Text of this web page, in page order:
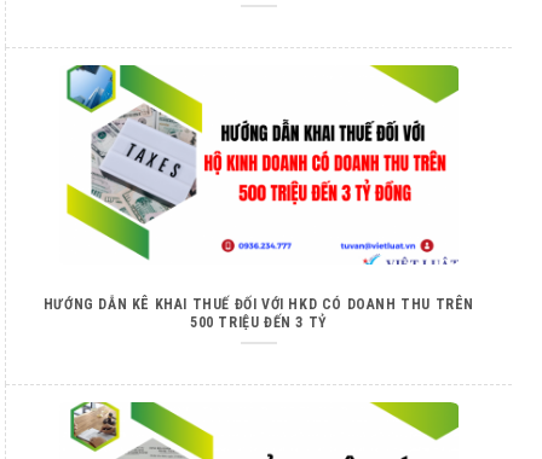
HƯỚNG DẪN KÊ KHAI THUẾ ĐỐI VỚI HKD CÓ DOANH THU TRÊN
500 TRIỆU ĐẾN 3 TỶ